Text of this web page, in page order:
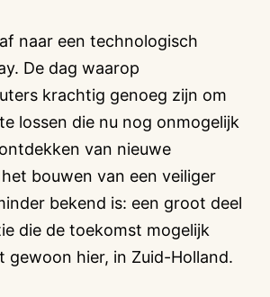
naar een technologisch
De dag waarop
krachtig genoeg zijn om
lossen die nu nog onmogelijk
van nieuwe
bouwen van een veiliger
bekend is: een groot deel
die de toekomst mogelijk
gewoon hier, in Zuid-Holland.